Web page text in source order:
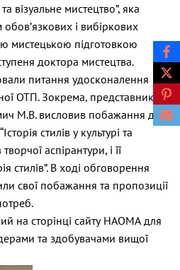
візуальне мистецтво”, яка
і вибіркових
мистецькою підготовкою
доктора мистецтва.
питання удосконалення
ОТП. Зокрема, представник
М.В. висловив побажання до
стилів у культурі та
аспірантури, і її
стилів”. В ході обговорення
свої побажання та пропозиції
на сторінці сайту НАОМА для
та здобувачами вищої